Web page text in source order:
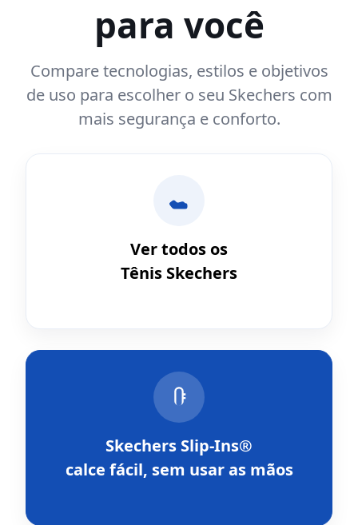
para você
Compare tecnologias, estilos e objetivos
de uso para escolher o seu Skechers com
mais segurança e conforto.
Ver todos os
Tênis Skechers
Skechers Slip-Ins®
calce fácil, sem usar as mãos